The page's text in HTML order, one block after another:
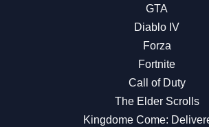
GTA
Diablo IV
Forza
Fortnite
Call of Duty
The Elder Scrolls
Kingdome Come: